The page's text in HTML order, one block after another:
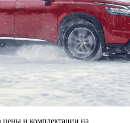
цены и комплектации на